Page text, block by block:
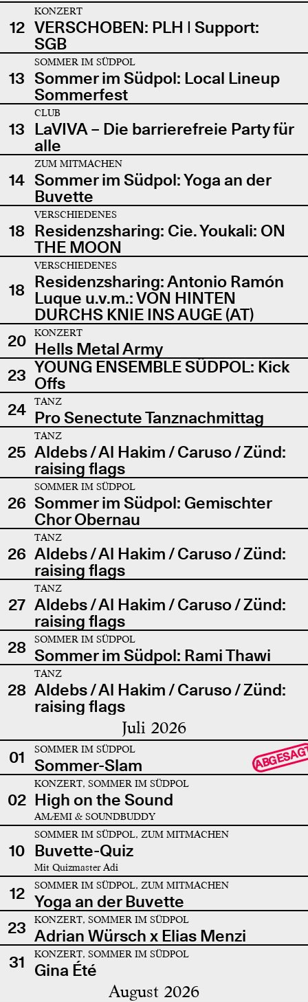
12
KONZERT
VERSCHOBEN: PLH | Support:
SGB
13
SOMMER IM SÜDPOL
Sommer im Südpol: Local Lineup
Sommerfest
13
CLUB
LaVIVA – Die barrierefreie Party für
alle
14
ZUM MITMACHEN
Sommer im Südpol: Yoga an der
Buvette
18
VERSCHIEDENES
Residenzsharing: Cie. Youkali: ON
THE MOON
18
VERSCHIEDENES
Residenzsharing: Antonio Ramón
Luque u.v.m.: VON HINTEN
DURCHS KNIE INS AUGE (AT)
20
KONZERT
Hells Metal Army
23 YOUNG ENSEMBLE SÜDPOL: Kick
Offs
24
TANZ
Pro Senectute Tanznachmittag
25
TANZ
Aldebs / Al Hakim / Caruso / Zünd:
raising flags
26
SOMMER IM SÜDPOL
Sommer im Südpol: Gemischter
Chor Obernau
26
TANZ
Aldebs / Al Hakim / Caruso / Zünd:
raising flags
27
TANZ
Aldebs / Al Hakim / Caruso / Zünd:
raising flags
28
SOMMER IM SÜDPOL
Sommer im Südpol: Rami Thawi
28
TANZ
Aldebs / Al Hakim / Caruso / Zünd:
raising flags
Juli 2026
01 SOMMER IM SÜDPOL
Sommer-Slam
02
KONZERT, SOMMER IM SÜDPOL
High on the Sound
AMÆMI & SOUNDBUDDY
10
SOMMER IM SÜDPOL, ZUM MITMACHEN
Buvette-Quiz
Mit Quizmaster Adi
12 SOMMER IM SÜDPOL, ZUM MITMACHEN
Yoga an der Buvette
23
KONZERT, SOMMER IM SÜDPOL
Adrian Würsch x Elias Menzi
31
KONZERT, SOMMER IM SÜDPOL
Gina Été
August 2026